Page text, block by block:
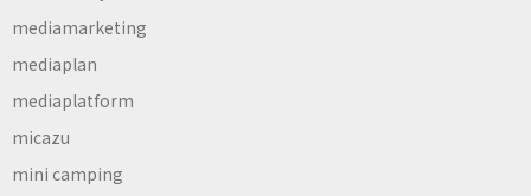
mediamarketing
mediaplan
mediaplatform
micazu
mini camping